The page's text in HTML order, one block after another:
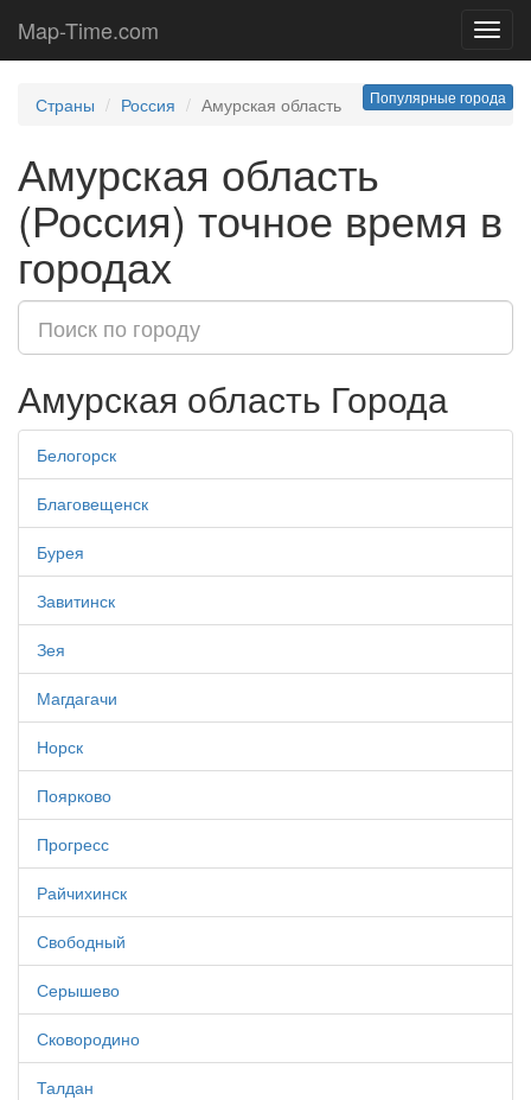
Map-Time.com
Популярные города
Страны Россия Амурская область
Амурская область
(Россия) точное время в
городах
Амурская область Города
Белогорск
Благовещенск
Бурея
Завитинск
Зея
Магдагачи
Норск
Поярково
Прогресс
Райчихинск
Свободный
Серышево
Сковородино
Талдан